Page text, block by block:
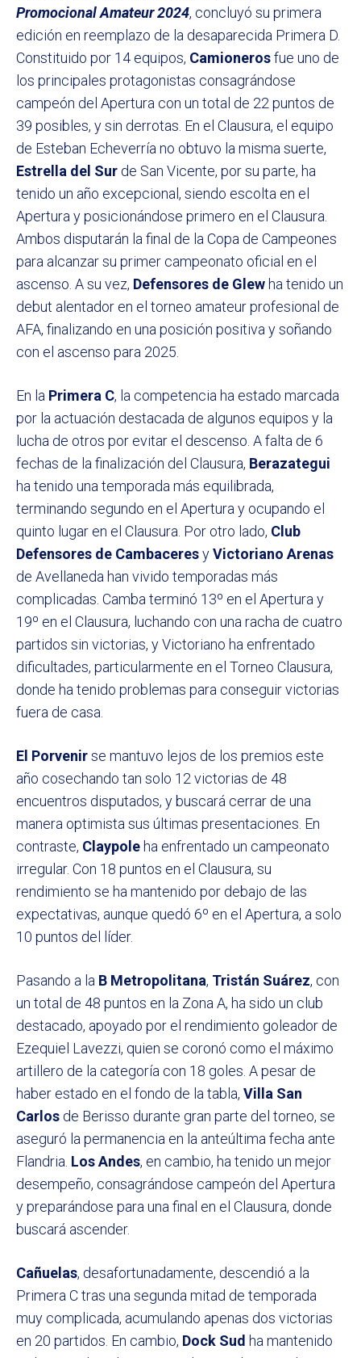
Promocional Amateur 2024, concluyó su primera
edición en reemplazo de la desaparecida Primera D.
Constituido por 14 equipos, Camionerosfue uno de
los principales protagonistas consagrándose
campeón del Apertura con un total de 22 puntos de
39 posibles, y sin derrotas. En el Clausura, el equipo
de Esteban Echeverría no obtuvo la misma suerte,
Estrella del Sur de San Vicente, por su parte, ha
tenido un año excepcional, siendo escolta en el
Apertura y posicionándose primero en el Clausura.
Ambos disputarán la final de la Copa de Campeones
para alcanzar su primer campeonato oficial en el
ascenso. A su vez, Defensores de Glew ha tenido un
debut alentador en el torneo amateur profesional de
AFA, finalizando en una posición positiva y soñando
con el ascenso para 2025.
En la Primera C, la competencia ha estado marcada
por la actuación destacada de algunos equipos y la
lucha de otros por evitar el descenso. A falta de 6
fechas de la finalización del Clausura, Berazategui
ha tenido una temporada más equilibrada,
terminando segundo en el Apertura y ocupando el
quinto lugar en el Clausura. Por otro lado, Club
Defensores de CambaceresyVictoriano Arenas
de Avellaneda han vivido temporadas más
complicadas. Camba terminó 13º en el Apertura y
19º en el Clausura, luchando con una racha de cuatro
partidos sin victorias, y Victoriano ha enfrentado
dificultades, particularmente en el Torneo Clausura,
donde ha tenido problemas para conseguir victorias
fuera de casa.
El Porvenirse mantuvo lejos de los premios este
año cosechando tan solo 12 victorias de 48
encuentros disputados, y buscará cerrar de una
manera optimista sus últimas presentaciones. En
contraste, Claypole ha enfrentado un campeonato
irregular. Con 18 puntos en el Clausura, su
rendimiento se ha mantenido por debajo de las
expectativas, aunque quedó 6º en el Apertura, a solo
10 puntos del líder.
Pasando a la B Metropolitana, Tristán Suárez, con
un total de 48 puntos en la Zona A, ha sido un club
destacado, apoyado por el rendimiento goleador de
Ezequiel Lavezzi, quien se coronó como el máximo
artillero de la categoría con 18 goles. A pesar de
haber estado en el fondo de la tabla, Villa San
Carlos de Berisso durante gran parte del torneo, se
aseguró la permanencia en la anteúltima fecha ante
Flandria. Los Andes, en cambio, ha tenido un mejor
desempeño, consagrándose campeón del Apertura
y preparándose para una final en el Clausura, donde
buscará ascender.
Cañuelas, desafortunadamente, descendió a la
Primera C tras una segunda mitad de temporada
muy complicada, acumulando apenas dos victorias
en 20 partidos. En cambio, Dock Sud ha mantenido